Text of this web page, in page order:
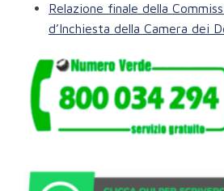
Relazione finale della
d’Inchiesta della Camera dei